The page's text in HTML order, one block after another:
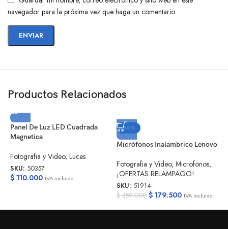
navegador para la próxima vez que haga un comentario.
Productos Relacionados
Panel De Luz LED Cuadrada
Magnetica
Fotografia y Video, Luces
SKU: 50357
$ 110.000 IVA incluido
-50%
Micrófonos Inalambrico Lenovo
Fotografia y Video, Microfonos,
¡OFERTAS RELAMPAGO!
SKU: 51914
$359.000 $179.500 IVA incluido